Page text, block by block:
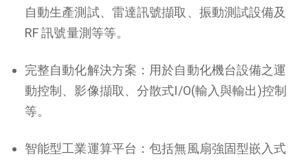
自動生產測試、雷達訊號擷取、振動測試設備及
RF 訊號量測等等。
完整自動化解決方案：用於自動化機台設備之運
動控制、影像擷取、分散式I/O(輸入與輸出)控制
等。
智能型工業運算平台：包括無風扇強固型嵌入式